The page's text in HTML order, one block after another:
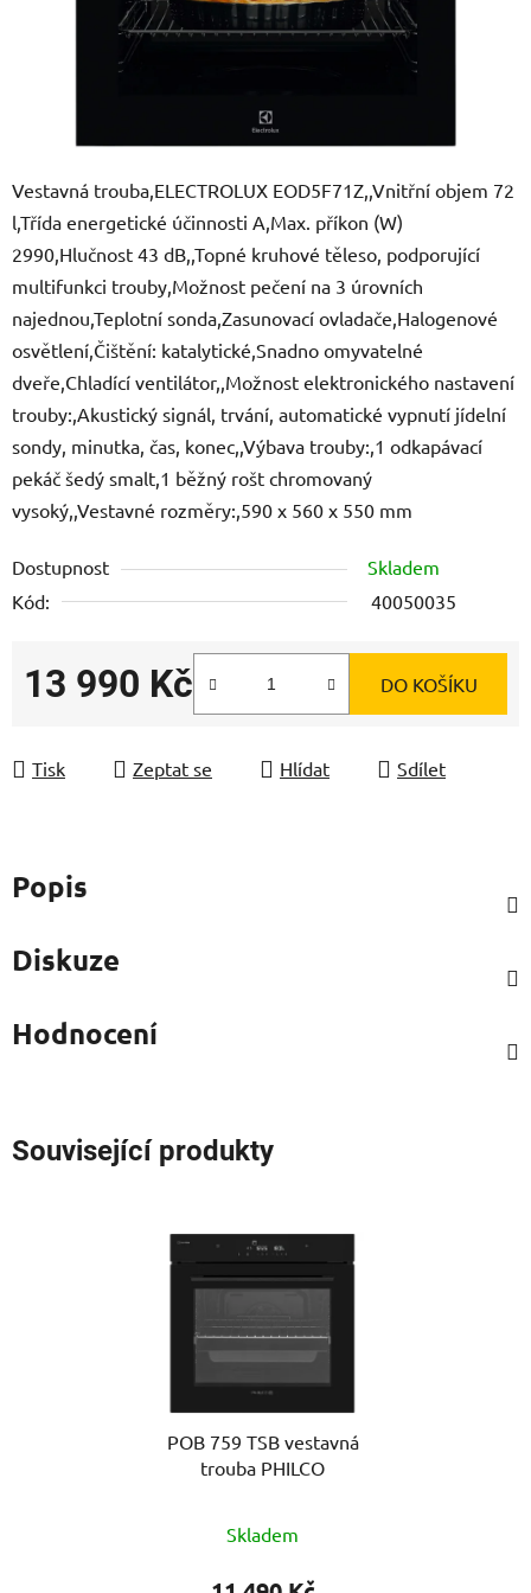
Vestavná trouba,ELECTROLUX EOD5F71Z,,Vnitřní objem 72
l,Třída energetické účinnosti A,Max. příkon (W)
2990,Hlučnost 43 dB,,Topné kruhové těleso, podporující
multifunkci trouby,Možnost pečení na 3 úrovních
najednou,Teplotní sonda,Zasunovací ovladače,Halogenové
osvětlení,Čištění: katalytické,Snadno omyvatelné
dveře,Chladící ventilátor,,Možnost elektronického nastavení
trouby:,Akustický signál, trvání, automatické vypnutí jídelní
sondy, minutka, čas, konec,,Výbava trouby:,1 odkapávací
pekáč šedý smalt,1 běžný rošt chromovaný
vysoký,,Vestavné rozměry:,590 x 560 x 550 mm
Dostupnost
Skladem
Kód:
40050035
13 990 Kč DO KOŠÍKU
Tisk Zeptat se Hlídat Sdílet
Popis
Diskuze
Hodnocení
Související produkty
POB 759 TSB vestavná
trouba PHILCO
Skladem